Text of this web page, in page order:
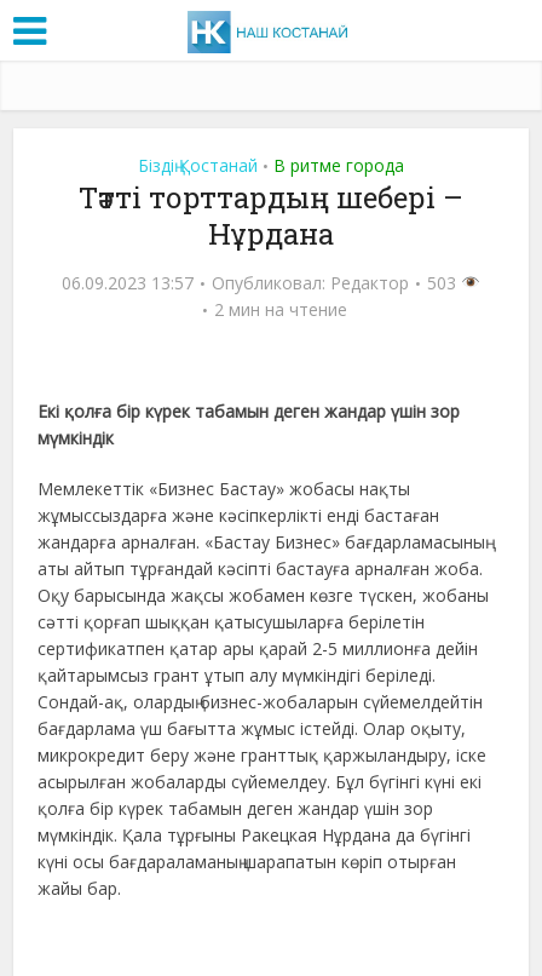
Біздің Қостанай • В ритме города
Тәтті торттардың шебері –
Нұрдана
06.09.2023 13:57 Опубликовал: Редактор
503
2 мин на чтение
Екі қолға бір күрек табамын деген жандар үшін зор
мүмкіндік
Мемлекеттік «Бизнес Бастау» жобасы нақты
жұмыссыздарға және кәсіпкерлікті енді бастаған
жандарға арналған. «Бастау Бизнес» бағдарламасының
аты айтып тұрғандай кәсіпті бастауға арналған жоба.
Оқу барысында жақсы жобамен көзге түскен, жобаны
сәтті қорғап шыққан қатысушыларға берілетін
сертификатпен қатар ары қарай 2-5 миллионға дейін
қайтарымсыз грант ұтып алу мүмкіндігі беріледі.
Сондай-ақ, олардың бизнес-жобаларын сүйемелдейтін
бағдарлама үш бағытта жұмыс істейді. Олар оқыту,
микрокредит беру және гранттық қаржыландыру, іске
асырылған жобаларды сүйемелдеу. Бұл бүгінгі күні екі
қолға бір күрек табамын деген жандар үшін зор
мүмкіндік. Қала тұрғыны Ракецкая Нұрдана да бүгінгі
күні осы бағдараламаның шарапатын көріп отырған
жайы бар.